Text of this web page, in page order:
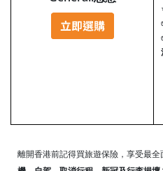
離開香港前記得買旅遊保險，享受最